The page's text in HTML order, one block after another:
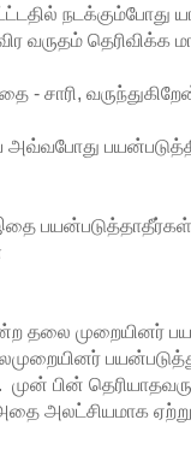
நடக்கும்போது
வருதம் தெரிவிக்க
- சாரி,
தலை முறையினர்
பின்
அலட்சியமாக